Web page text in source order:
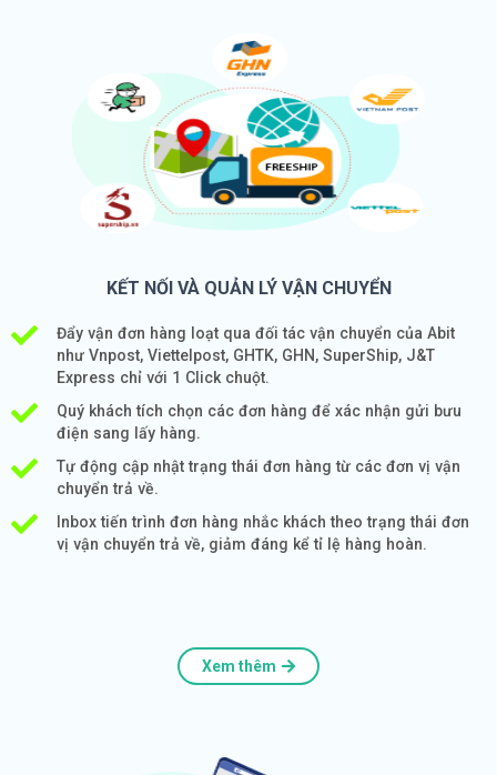
KẾT NỐI VÀ QUẢN LÝ VẬN CHUYỂN
Đẩy vận đơn hàng loạt qua đối tác vận chuyển của Abit
như Vnpost, Viettelpost, GHTK, GHN, SuperShip, J&T
Express chỉ với 1 Click chuột.
Quý khách tích chọn các đơn hàng để xác nhận gửi bưu
điện sang lấy hàng.
Tự động cập nhật trạng thái đơn hàng từ các đơn vị vận
chuyển trả về.
Inbox tiến trình đơn hàng nhắc khách theo trạng thái đơn
vị vận chuyển trả về, giảm đáng kể tỉ lệ hàng hoàn.
Xem thêm